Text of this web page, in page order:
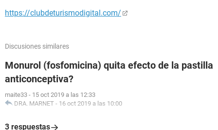
https://clubdeturismodigital.com/
Discusiones similares
Monurol (fosfomicina) quita efecto de la pastilla
anticonceptiva?
maite33 - 15 oct 2019 a las 12:33
DRA. MARNET - 16 oct 2019 a las 10:00
3 respuestas